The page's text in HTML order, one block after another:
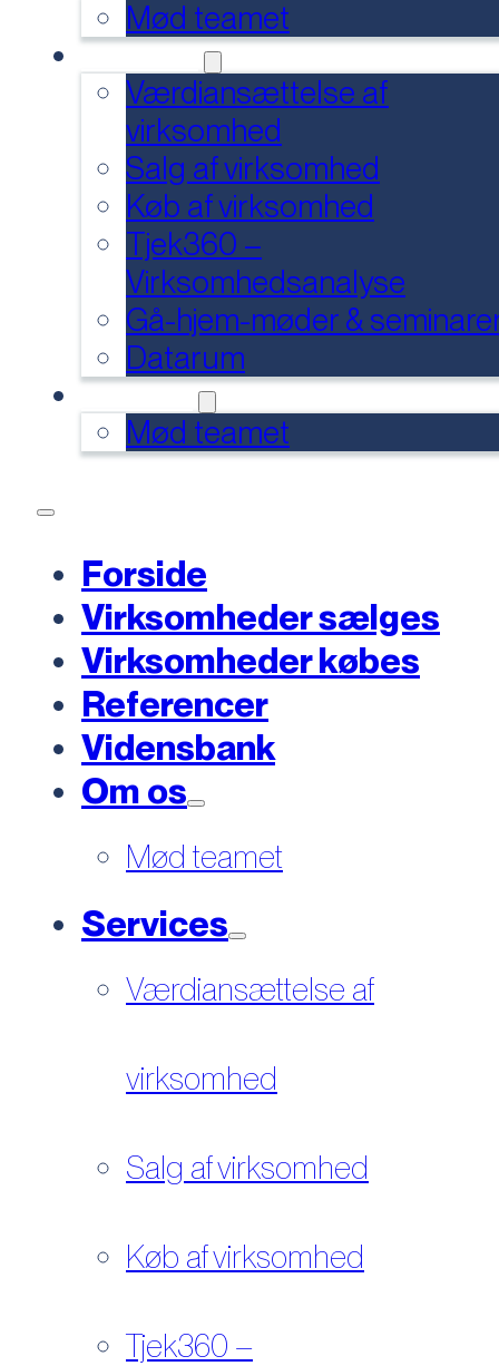
Mød teamet
Værdiansættelse af
virksomhed
Salg af virksomhed
Køb af virksomhed
Tjek360 –
Virksomhedsanalyse
Gå-hjem-møder &
Datarum
Mød teamet
Forside
Virksomheder sælges
Virksomheder købes
Referencer
Vidensbank
Om os
Mød teamet
Services
Værdiansættelse af
virksomhed
Salg af virksomhed
Køb af virksomhed
Tjek360 –